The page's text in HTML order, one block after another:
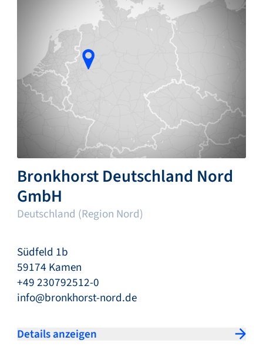
Bronkhorst Deutschland Nord
GmbH
Deutschland (Region Nord)
Südfeld 1b
59174 Kamen
+49 230792512-0
info@bronkhorst-nord.de
Details anzeigen